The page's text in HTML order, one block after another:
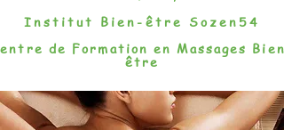
Institut Bien-être Sozen54
de Formation en Massages Bien-
être